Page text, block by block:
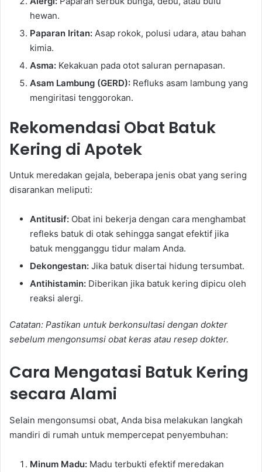
hewan.
Paparan Iritan: Asap rokok, polusi udara, atau bahan
kimia.
Asma: Kekakuan pada otot saluran pernapasan.
Asam Lambung (GERD): Refluks asam lambung yang
mengiritasi tenggorokan.
Rekomendasi Obat Batuk
Kering di Apotek
Untuk meredakan gejala, beberapa jenis obat yang sering
disarankan meliputi:
Antitusif: Obat ini bekerja dengan cara menghambat
refleks batuk di otak sehingga sangat efektif jika
batuk mengganggu tidur malam Anda.
Dekongestan: Jika batuk disertai hidung tersumbat.
Antihistamin: Diberikan jika batuk kering dipicu oleh
reaksi alergi.
Catatan: Pastikan untuk berkonsultasi dengan dokter
sebelum mengonsumsi obat keras atau resep dokter.
Cara Mengatasi Batuk Kering
secara Alami
Selain mengonsumsi obat, Anda bisa melakukan langkah
mandiri di rumah untuk mempercepat penyembuhan:
Minum Madu: Madu terbukti efektif meredakan